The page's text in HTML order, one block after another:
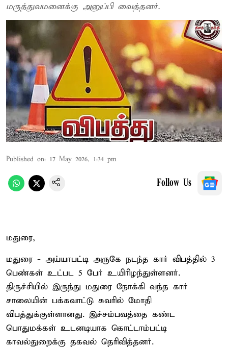
மருத்துவமனைக்கு அனுப்பி வைத்தனர்.
Published on: 17 May 2026, 1:34 pm
Follow Us
மதுரை,
மதுரை - அய்யாபட்டி அருகே நடந்த கார் விபத்தில் 3
பெண்கள் உட்பட 5 பேர் உயிரிழந்துள்ளனர்.
திருச்சியில் இருந்து மதுரை நோக்கி வந்த கார்
சாலையின் பக்கவாட்டு சுவரில் மோதி
விபத்துக்குள்ளானது. இச்சம்பவத்தை கண்ட
பொதுமக்கள் உடனடியாக கொட்டாம்பட்டி
காவல்துறைக்கு தகவல் தெரிவித்தனர்.